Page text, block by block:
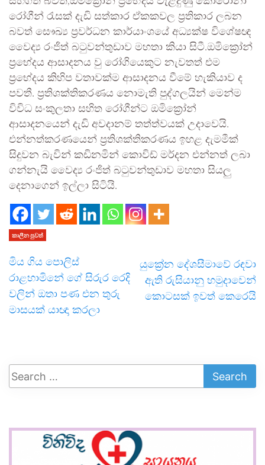
රෝගීන් රැසක් දැඩි සත්කාර ඒකකවල ප්‍රතිකාර ලබන
බවත් සෞඛ්‍ය ප්‍රවර්ධන කාර්යාංශයේ අධ්‍යක්ෂ විශේෂඥ
වෛද්‍ය රංජිත් බටුවන්තුඩාව මහතා කියා සිටී.ඔමික්‍රෝන්
ප්‍රභේදය ආසාදනය වු රෝගියෙකුට නැවතත් එම
ප්‍රභේදය කිහිප වතාවක්ම ආසාදනය වීමේ හැකියාව ද
පවතී. ප්‍රතිශක්තිකරණය නොමැති පුද්ගලයින් මෙන්ම
විවිධ සංකුලතා සහිත රෝගීන්ට ඔමික්‍රෝන්
ආසාදනයෙන් දැඩි අවදානම් තත්ත්වයක් උදාවෙයි.
එන්නත්කරණයෙන් ප්‍රතිශක්තිකරණය ඉහළ දැමමීක්
සිදුවන බැවින් කඩිනමින් කොවිඩ් මර්දන එන්නත් ලබා
ගන්නැයි වෛද්‍ය රංජිත් බටුවන්තුඩාව මහතා සියලු
දෙනාගෙන් ඉල්ලා සිටියි.
කාලීන පුවත්
මිය ගිය පොලිස්
රාළහාමිනේ ගේ සිරුර රෙදි
වලින් ඔතා පණ එන තුරු
මාසයක් යාඥා කරලා
යුක්‍රේන දේශසීමාවේ රඳවා
ඇති රුසියානු හමුදාවෙන්
කොටසක් ඉවත් කෙරෙයි